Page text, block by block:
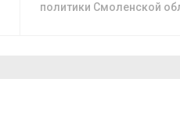
политики Смоленской